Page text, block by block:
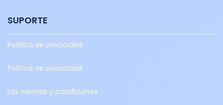
SUPORTE
Política de privacidad
Política de privacidad
Las normas y condiciones